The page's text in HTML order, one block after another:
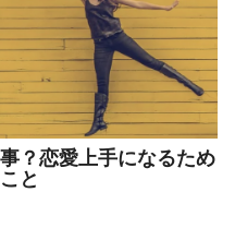
？恋愛上手になるため
と